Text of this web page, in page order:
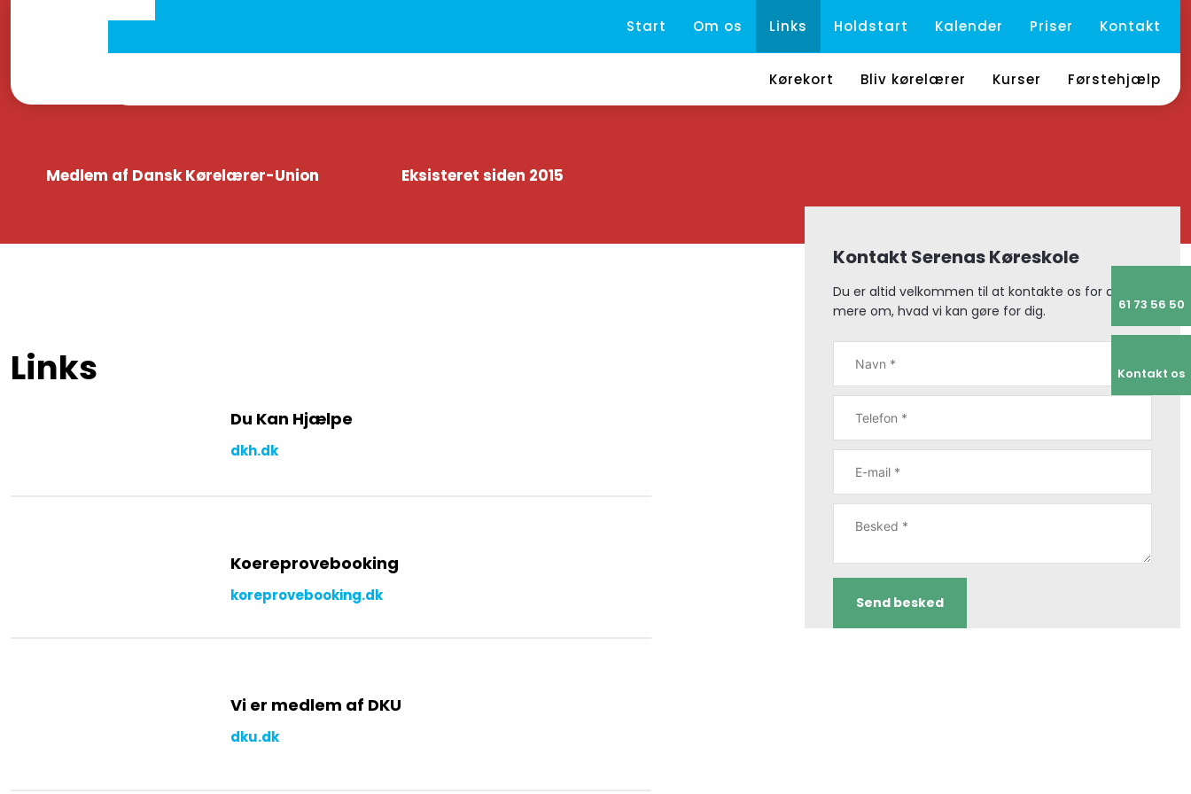
61 73 56 50
Kontakt os
Start Om os Links Holdstart Kalender Priser Kontakt
Kørekort Bliv kørelærer Kurser Førstehjælp
Medlem af Dansk Kørelærer-Union Eksisteret siden 2015
Links​
Du Kan Hjælpe
dkh.dk
Koereprovebooking​
koreprovebooking.dk
Vi er medlem af​ DKU
dku.dk
Kontakt Serenas Køreskole
Du er altid velkommen til at kontakte os for at høre
mere om, hvad vi kan gøre for dig.